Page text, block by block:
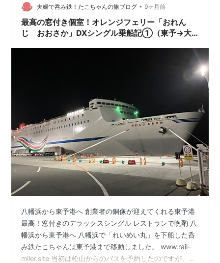
居座りを防ぐために椅子の座り心地をわざと悪くした
り、テーブルを設けないで持ち込み飲食をさせないよう
にという意図…
夫婦で呑み鉄！たこちゃんの旅ブログ • 9ヶ月前
最高の窓付き個室！オレンジフェリー「おれん
じ おおさか」DXシングル乗船記①（東予→大
八幡浜から東予港へ 創業者の銅像が迎えてくれる東予港
最高！窓付きのデラックスシングル レストランで晩酌 八
幡浜から東予港へ 八幡浜で「れいめい丸」を下船した呑
み鉄たこちゃんは東予港まで移動しました。 www.rail-
miler.site 当初は松山からのバスを予約したのですが、壬